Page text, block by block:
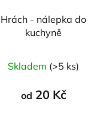
Hrách - nálepka do
kuchyně
Skladem (>5 ks)
od 20 Kč